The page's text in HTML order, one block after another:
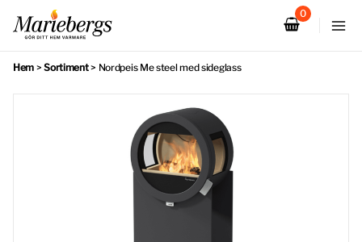
innehåll
Hem >Sortiment> Nordpeis Me steel med sideglass